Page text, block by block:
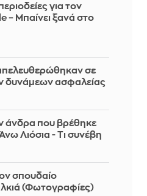
για τον
– Μπαίνει ξανά στο
σε
δυνάμεων ασφαλείας
άνδρα που βρέθηκε
Λιόσια - Τι συνέβη
σπουδαίο
(Φωτογραφίες)